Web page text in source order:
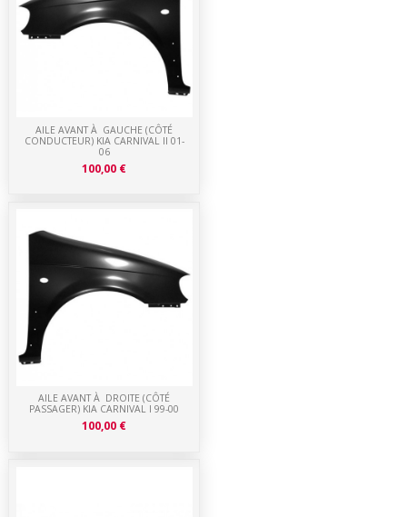
AILE AVANT À DROITE (CÔTÉ
PASSAGER) KIA CARNIVAL I 99-00
100,00 €
AILE AVANT À GAUCHE (CÔTÉ
CONDUCTEUR) KIA CARNIVAL II 01-
06
100,00 €